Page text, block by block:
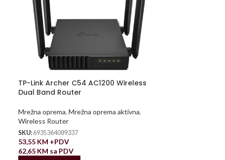
TP-Link Archer C54 AC1200 Wireless
Dual Band Router
Mrežna oprema, Mrežna oprema aktivna,
Wireless Router
SKU: 6935364089337
53,55 KM +PDV
62,65 KM sa PDV